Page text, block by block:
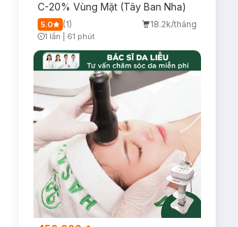
C-20% Vùng Mặt (Tây Ban Nha)
5.0 (1) 18.2k/tháng
1 lần 61 phút